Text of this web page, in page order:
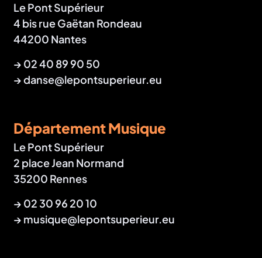
Le Pont Supérieur
4 bis rue Gaëtan Rondeau
44200 Nantes
→ 02 40 89 90 50
→danse@lepontsuperieur.eu
Département Musique
Le Pont Supérieur
2 place Jean Normand
35200 Rennes
→ 02 30 96 20 10
→ musique@lepontsuperieur.eu